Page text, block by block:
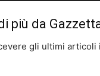
più da
gli ultimi articoli